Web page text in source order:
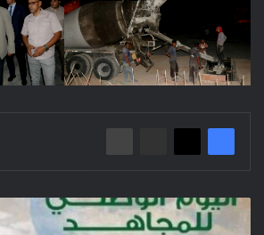
اليوم
الوطني